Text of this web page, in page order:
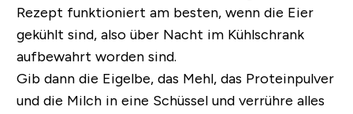
Rezept funktioniert am besten, wenn die Eier
gekühlt sind, also über Nacht im Kühlschrank
aufbewahrt worden sind.
Gib dann die Eigelbe, das Mehl, das Proteinpulver
und die Milch in eine Schüssel und verrühre alles